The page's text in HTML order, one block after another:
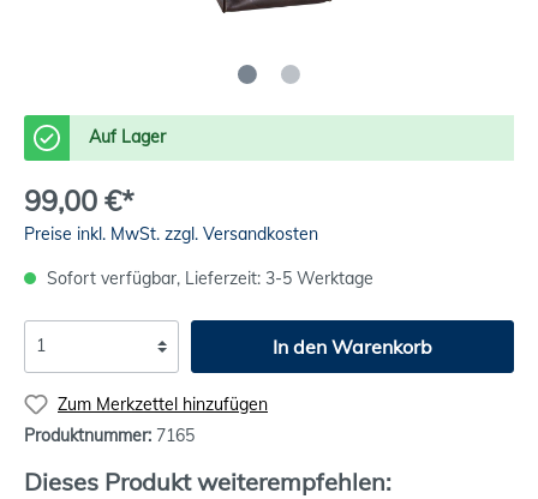
Auf Lager
99,00 €*
Preise inkl. MwSt. zzgl. Versandkosten
Sofort verfügbar, Lieferzeit: 3-5 Werktage
In den Warenkorb
Zum Merkzettel hinzufügen
Produktnummer: 7165
Dieses Produkt weiterempfehlen: